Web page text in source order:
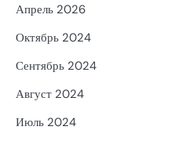
Апрель 2026
Октябрь 2024
Сентябрь 2024
Август 2024
Июль 2024